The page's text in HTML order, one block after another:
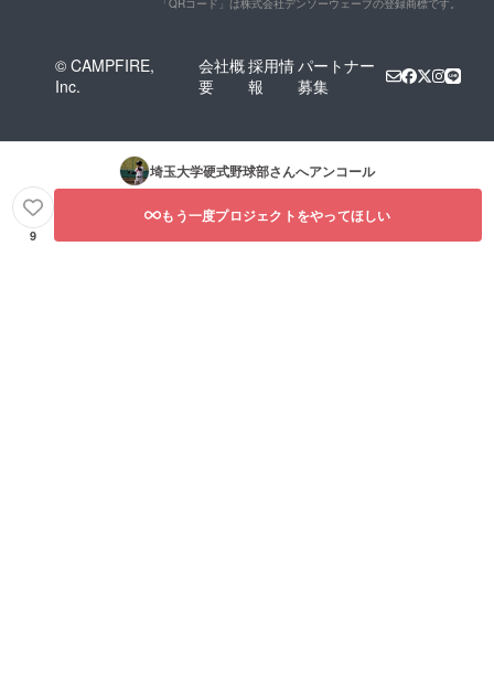
「QRコード」は株式会社デンソーウェーブの登録商標です。
© CAMPFIRE,
Inc.
会社概
要
採用情
報
パートナー
募集
埼玉大学硬式野球部さんへアンコール
9
もう一度プロジェクトをやってほしい